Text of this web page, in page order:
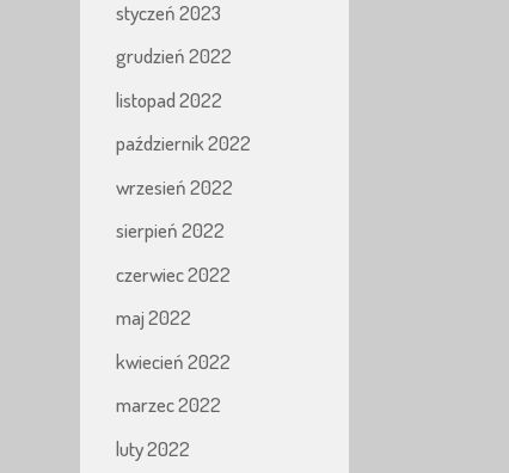
styczeń 2023
grudzień 2022
listopad 2022
październik 2022
wrzesień 2022
sierpień 2022
czerwiec 2022
maj 2022
kwiecień 2022
marzec 2022
luty 2022